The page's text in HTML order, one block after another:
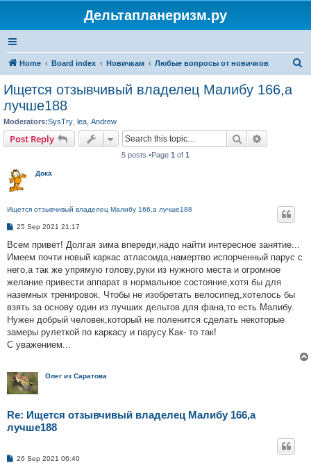
Дельтапланеризм.ру
Home Board index Новичкам Любые вопросы от новичков
Ищется отзывчивый владелец Малибу 166,а
лучше188
Moderators:SysTry lea Andrew
Post Reply Search
5 posts •Page 1 of 1
Дока
Ищется отзывчивый владелец Малибу 166,а лучше188
P
s
25 Sep 2021 21:17
Всем привет! Долгая зима впереди,надо найти интересное занятие...
Имеем почти новый каркас атласоида,намертво испорченный парус с
него,а так же упрямую голову,руки из нужного места и огромное
желание привести аппарат в нормальное состояние,хотя бы для
наземных тренировок. Чтобы не изобретать велосипед,хотелось бы
взять за основу один из лучших дельтов для фана,то есть Малибу.
Нужен добрый человек,который не поленится сделать некоторые
замеры рулеткой по каркасу и парусу.Как- то так!
С уважением...
Олег из Саратова
Re: Ищется отзывчивый владелец Малибу 166,а
лучше188
P26 Sep 2021 06:40